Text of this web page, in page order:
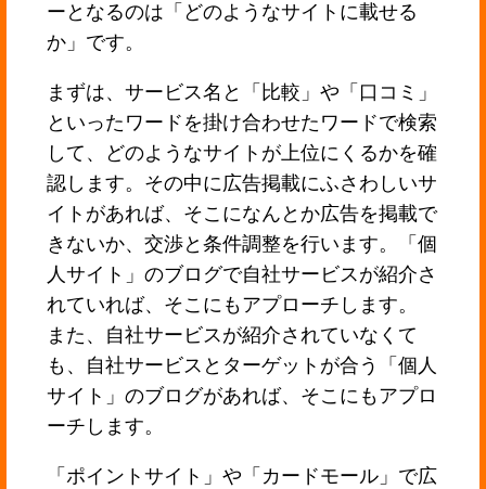
ーとなるのは「どのようなサイトに載せる
か」です。
まずは、サービス名と「比較」や「口コミ」
といったワードを掛け合わせたワードで検索
して、どのようなサイトが上位にくるかを確
認します。その中に広告掲載にふさわしいサ
イトがあれば、そこになんとか広告を掲載で
きないか、交渉と条件調整を行います。「個
人サイト」のブログで自社サービスが紹介さ
れていれば、そこにもアプローチします。
また、自社サービスが紹介されていなくて
も、自社サービスとターゲットが合う「個人
サイト」のブログがあれば、そこにもアプロ
ーチします。
「ポイントサイト」や「カードモール」で広